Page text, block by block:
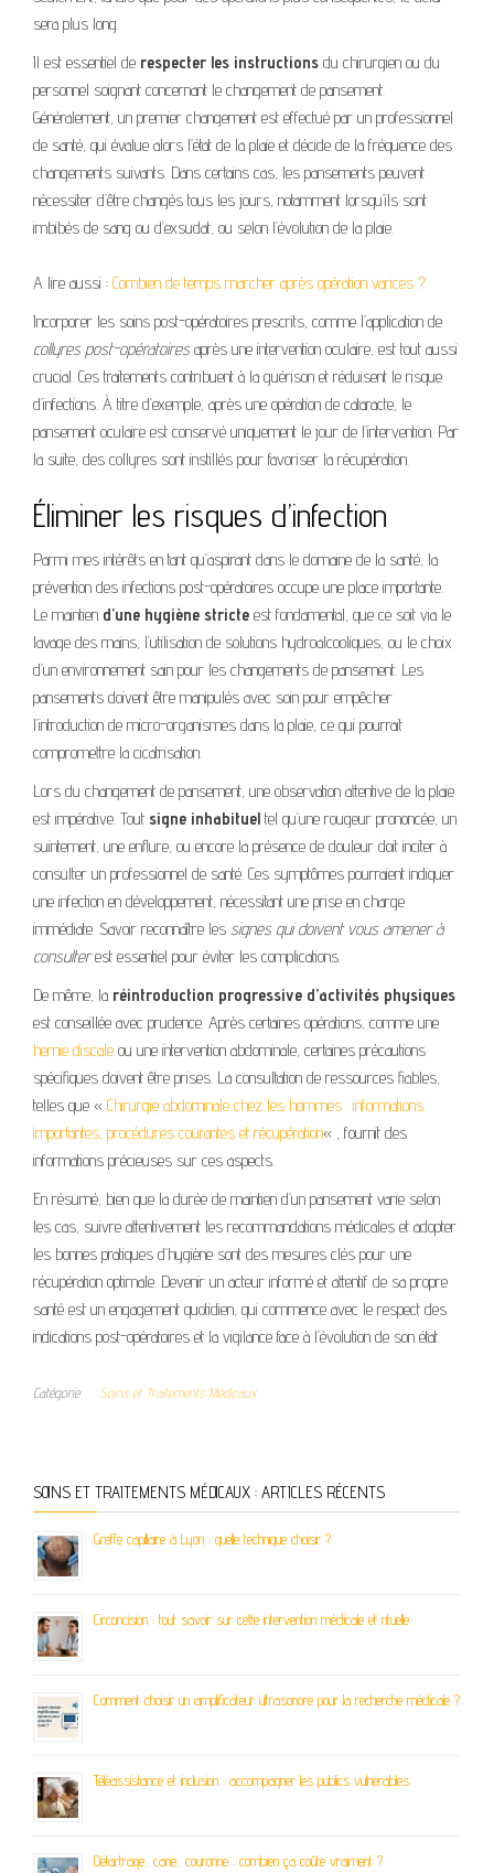
sera plus long.
Il est essentiel de respecter les instructions du chirurgien ou du
personnel soignant concernant le changement de pansement.
Généralement, un premier changement est effectué par un professionnel
de santé, qui évalue alors l’état de la plaie et décide de la fréquence des
changements suivants. Dans certains cas, les pansements peuvent
nécessiter d’être changés tous les jours, notamment lorsqu’ils sont
imbibés de sang ou d’exsudat, ou selon l’évolution de la plaie.
A lire aussi : Combien de temps marcher après opération varices ?
Incorporer les soins post-opératoires prescrits, comme l’application de
collyres post-opératoiresaprès une intervention oculaire, est tout aussi
crucial. Ces traitements contribuent à la guérison et réduisent le risque
d’infections. À titre d’exemple, après une opération de cataracte, le
pansement oculaire est conservé uniquement le jour de l’intervention. Par
la suite, des collyres sont instillés pour favoriser la récupération.
Éliminer les risques d’infection
Parmi mes intérêts en tant qu’aspirant dans le domaine de la santé, la
prévention des infections post-opératoires occupe une place importante.
Le maintien d’une hygiène stricte est fondamental, que ce soit via le
lavage des mains, l’utilisation de solutions hydroalcooliques, ou le choix
d’un environnement sain pour les changements de pansement. Les
pansements doivent être manipulés avec soin pour empêcher
l’introduction de micro-organismes dans la plaie, ce qui pourrait
compromettre la cicatrisation.
Lors du changement de pansement, une observation attentive de la plaie
est impérative. Tout signe inhabituel tel qu’une rougeur prononcée, un
suintement, une enflure, ou encore la présence de douleur doit inciter à
consulter un professionnel de santé. Ces symptômes pourraient indiquer
une infection en développement, nécessitant une prise en charge
immédiate. Savoir reconnaître les signes qui doivent vous amener à
consulterest essentiel pour éviter les complications.
De même, la réintroduction progressive d’activités physiques
est conseillée avec prudence. Après certaines opérations, comme une
hernie discale ou une intervention abdominale, certaines précautions
spécifiques doivent être prises. La consultation de ressources fiables,
telles que « Chirurgie abdominale chez les hommes : informations
importantes, procédures courantes et récupération« , fournit des
informations précieuses sur ces aspects.
En résumé, bien que la durée de maintien d’un pansement varie selon
les cas, suivre attentivement les recommandations médicales et adopter
les bonnes pratiques d’hygiène sont des mesures clés pour une
récupération optimale. Devenir un acteur informé et attentif de sa propre
santé est un engagement quotidien, qui commence avec le respect des
indications post-opératoires et la vigilance face à l’évolution de son état.
Catégorie Soins et Traitements Médicaux
SOINS ET TRAITEMENTS MÉDICAUX : ARTICLES RÉCENTS
Greffe capillaire à Lyon : quelle technique choisir ?
Circoncision : tout savoir sur cette intervention médicale et rituelle
Comment choisir un amplificateur ultrasonore pour la recherche médicale ?
Téléassistance et inclusion : accompagner les publics vulnérables
Détartrage, carie, couronne : combien ça coûte vraiment ?